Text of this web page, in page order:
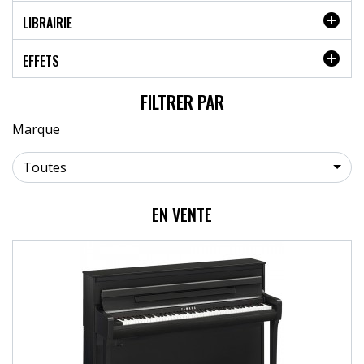
LIBRAIRIE 
EFFETS 
FILTRER PAR
Marque
Toutes
EN VENTE